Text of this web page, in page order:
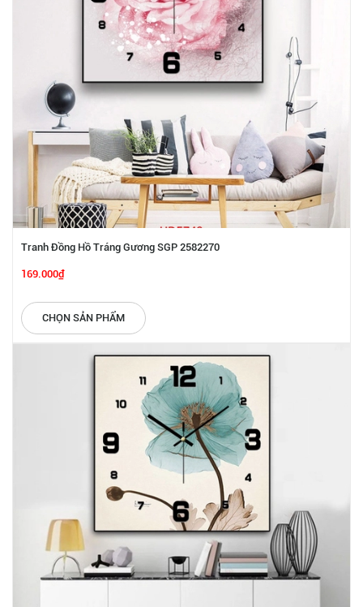
Tranh Đồng Hồ Tráng Gương SGP 2582270
169.000₫
CHỌN SẢN PHẨM